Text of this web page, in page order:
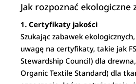
Jak rozpoznać ekologiczne
1. Certyfikaty jakości
Szukając zabawek
uwagę na certyfikaty, takie jak
Stewardship Council) dla drewna,
Organic Textile Standard) dla